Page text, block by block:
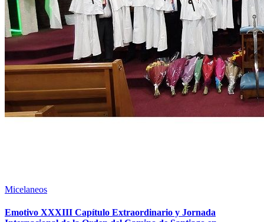
Micelaneos
Emotivo XXXIII Capítulo Extraordinario y Jornada